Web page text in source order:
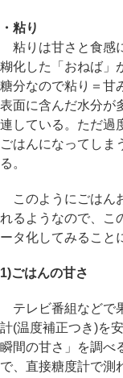
・粘り
粘りは甘さと食感
糊化した「おねば」
糖分なので粘り＝甘
表面に含んだ水分が
連している。ただ過
ごはんになってしま
る。
このようにごはん
れるようなので、こ
ータ化してみること
1)ごはんの甘さ
テレビ番組などで
計(温度補正つき)を
瞬間の甘さ」を調べ
で、直接糖度計で測